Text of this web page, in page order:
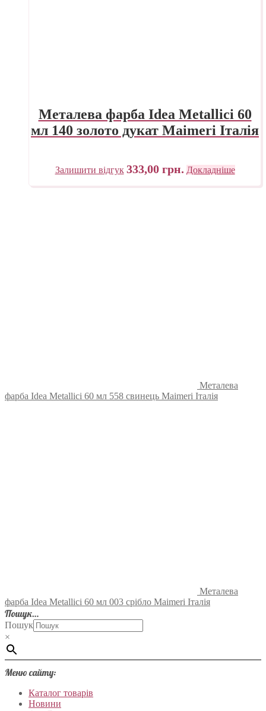
Металева фарба Idea Metallici 60
мл 140 золото дукат Maimeri Італія
Залишити відгук 333,00 грн. Докладніше
Металева
фарба Idea Metallici 60 мл 558 свинець Maimeri Італія
Металева
фарба Idea Metallici 60 мл 003 срібло Maimeri Італія
Пошук…
Пошук
×
Меню сайту:
Каталог товарів
Новини